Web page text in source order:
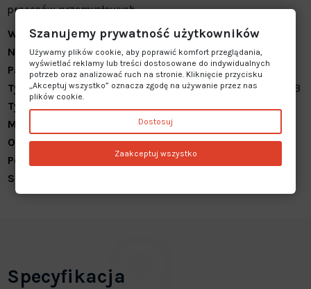
procesów przemysłowych.
Wejście/wyjście Maks.
1024 punktów we/wy
Napięcie robocze Maks.
24V
Pamięć danych
384kB
Typ interfejsu komunikacyjnegoInterfejs AS Ethernet
USB
Typ mocowania
Możliwość rozbudowy
Ocena ochrony
IP20
Pojemność programu
4MB
Seria
Specyfikacja
Szanujemy prywatność użytkowników
Używamy plików cookie, aby poprawić komfort przeglądania,
wyświetlać reklamy lub treści dostosowane do indywidualnych
potrzeb oraz analizować ruch na stronie. Kliknięcie przycisku
„Akceptuj wszystko” oznacza zgodę na używanie przez nas
plików cookie.
Dostosuj
Zaakceptuj wszystko